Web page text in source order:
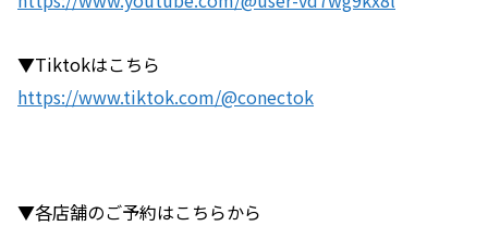
▼Tiktokはこちら
https://www.tiktok.com/@conectok
▼各店舗のご予約はこちらから